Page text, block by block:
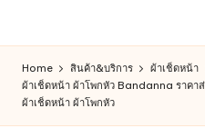
content
สินค้า
ออนไลน์
Home สินค้า&บริการ
ผ้าเช็ดหน้า
ผ้าเช็ดหน้า ผ้าโพกหัว Bandanna ราคา
ผ้าเช็ดหน้า ผ้าโพกหัว